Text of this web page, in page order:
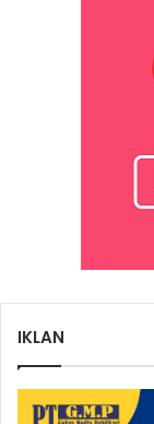
IKLAN